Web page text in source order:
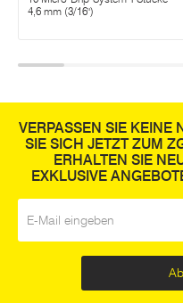
4,6 mm (3/16")
VERPASSEN SIE KEINE
SIE SICH JETZT ZUM
ERHALTEN SIE
EXKLUSIVE